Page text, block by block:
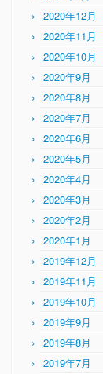
2020年12月
2020年11月
2020年10月
2020年9月
2020年8月
2020年7月
2020年6月
2020年5月
2020年4月
2020年3月
2020年2月
2020年1月
2019年12月
2019年11月
2019年10月
2019年9月
2019年8月
2019年7月